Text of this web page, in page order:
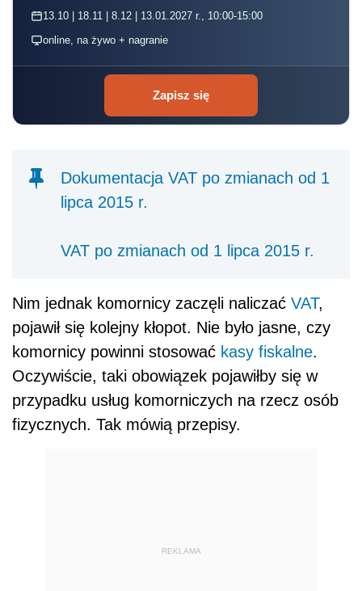
13.10 | 18.11 | 8.12 | 13.01.2027 r., 10:00-15:00
online, na żywo + nagranie
Zapisz się
Dokumentacja VAT po zmianach od 1
lipca 2015 r.
VAT po zmianach od 1 lipca 2015 r.
Nim jednak komornicy zaczęli naliczać VAT,
pojawił się kolejny kłopot. Nie było jasne, czy
komornicy powinni stosować kasy fiskalne.
Oczywiście, taki obowiązek pojawiłby się w
przypadku usług komorniczych na rzecz osób
fizycznych. Tak mówią przepisy.
REKLAMA